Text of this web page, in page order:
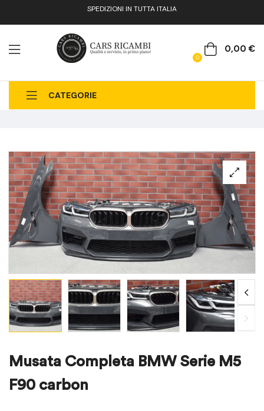
SPEDIZIONI IN TUTTA ITALIA
0
0,00€
CATEGORIE
Musata Completa BMW Serie M5
F90 carbon